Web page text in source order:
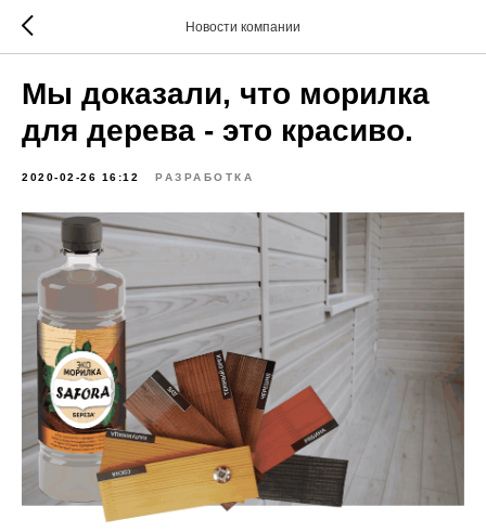
Новости компании
Мы доказали, что морилка
для дерева - это красиво.
2020-02-26 16:12 РАЗРАБОТКА